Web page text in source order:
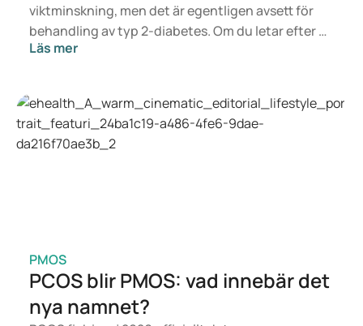
viktminskning, men det är egentligen avsett för
behandling av typ 2-diabetes. Om du letar efter en
behandling för viktkontroll är det snarare
avgörs av en läkare utifrån din hälsa, ditt BMI och
din medicinanvändning.
Läs mer
PMOS
PCOS blir PMOS: vad innebär det
nya namnet?